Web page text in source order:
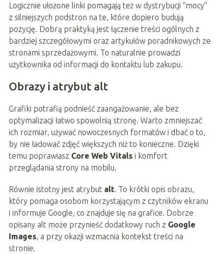
Logicznie ułożone linki pomagają też w dystrybucji “mocy”
z silniejszych podstron na te, które dopiero budują
pozycję. Dobrą praktyką jest łączenie treści ogólnych z
bardziej szczegółowymi oraz artykułów poradnikowych ze
stronami sprzedażowymi. To naturalnie prowadzi
użytkownika od informacji do kontaktu lub zakupu.
Obrazy i atrybut alt
Grafiki potrafią podnieść zaangażowanie, ale bez
optymalizacji łatwo spowolnią stronę. Warto zmniejszać
ich rozmiar, używać nowoczesnych formatów i dbać o to,
by nie ładować zdjęć większych niż to konieczne. Dzięki
temu poprawiasz Core Web Vitalsi komfort
przeglądania strony na mobilu.
Równie istotny jest atrybut alt. To krótki opis obrazu,
który pomaga osobom korzystającym z czytników ekranu
i informuje Google, co znajduje się na grafice. Dobrze
opisany alt może przynieść dodatkowy ruch z Google
Images, a przy okazji wzmacnia kontekst treści na
stronie.